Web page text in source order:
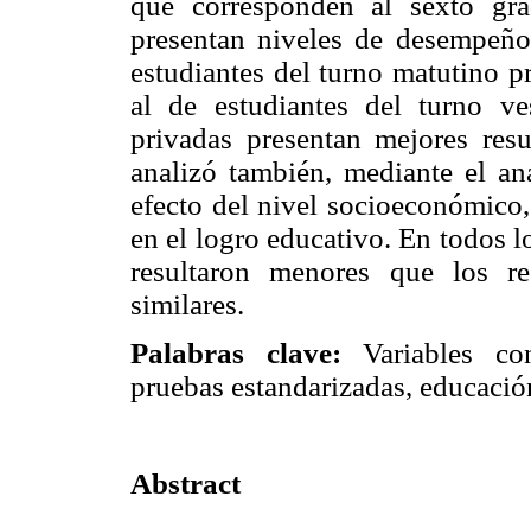
presentan niveles de
estudiantes del turno matutino
al de estudiantes del turno
privadas presentan mejores
analizó también, mediante el
efecto del nivel
en el logro educativo. En todos
resultaron menores que los
similares.
Palabras clave: Variables
pruebas estandarizadas,
Abstract